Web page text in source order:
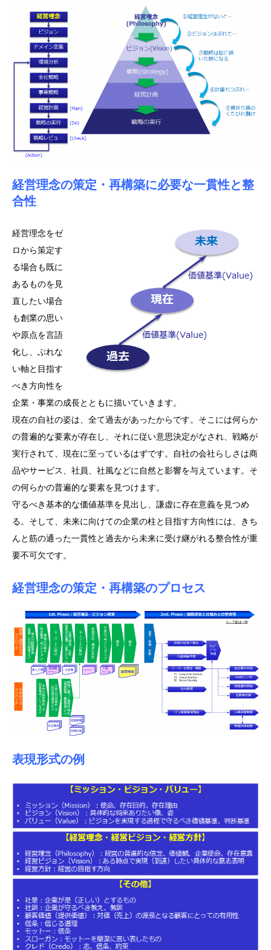
経営理念の策定・再構築に必要な一貫性と整
合性
経営理念をゼ
ロから策定す
る場合も既に
あるものを見
直したい場合
も創業の思い
や原点を言語
化し、ぶれな
い軸と目指す
べき方向性を
企業・事業の成長とともに描いていきます。
現在の自社の姿は、全て過去があったからです。そこには何らか
の普遍的な要素が存在し、それに従い意思決定がなされ、戦略が
実行されて、現在に至っているはずです。自社の会社らしさは商
品やサービス、社員、社風などに自然と影響を与えています。そ
の何らかの普遍的な要素を見つけます。
守るべき基本的な価値基準を見出し、謙虚に存在意義を見つめ
る。そして、未来に向けての企業の柱と目指す方向性には、きち
んと筋の通った一貫性と過去から未来に受け継がれる整合性が重
要不可欠です。
経営理念の策定・再構築のプロセス
表現形式の例